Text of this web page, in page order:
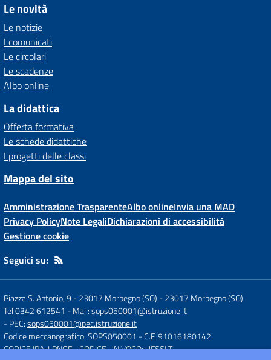
Le novità
Le notizie
I comunicati
Le circolari
Le scadenze
Albo online
La didattica
Offerta formativa
Le schede didattiche
I progetti delle classi
Mappa del sito
Amministrazione TrasparenteAlbo onlineInvia una MAD
Privacy PolicyNote LegaliDichiarazioni di accessibilità
Gestione cookie
Seguici su:
Piazza S. Antonio, 9 - 23017 Morbegno (SO) -23017 Morbegno (SO)
Tel 0342 612541 - Mail:sops050001@istruzione.it
- PEC:sops050001@pec.istruzione.it
Codice meccanografico: SOPS050001 - C.F. 91016180142
CODICE IPA: LPNGF- CODICE UNIVOCO: UFSSLT